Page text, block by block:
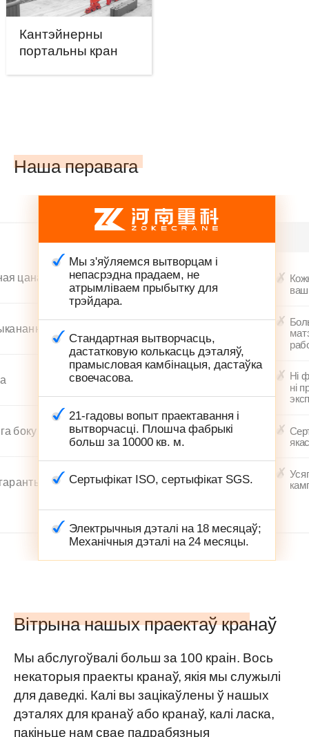
Кантэйнерны
портальны кран
Наша перавага
цана
боку
Мы з'яўляемся вытворцам і
непасрэдна прадаем, не
атрымліваем прыбытку для
трэйдара.
Стандартная вытворчасць,
дастатковую колькасць дэталяў,
прамысловая камбінацыя, дастаўка
своечасова.
21-гадовы вопыт праектавання і
вытворчасці. Плошча фабрыкі
больш за 10000 кв. м.
Сертыфікат ISO, сертыфікат SGS.
Электрычныя дэталі на 18 месяцаў;
Механічныя дэталі на 24 месяцы.
ваш
Ні
ні
Вітрына нашых праектаў кранаў
Мы абслугоўвалі больш за 100 краін. Вось
некаторыя праекты кранаў, якія мы служылі
для даведкі. Калі вы зацікаўлены ў нашых
дэталях для кранаў або кранаў, калі ласка,
пакіньце нам свае падрабязныя